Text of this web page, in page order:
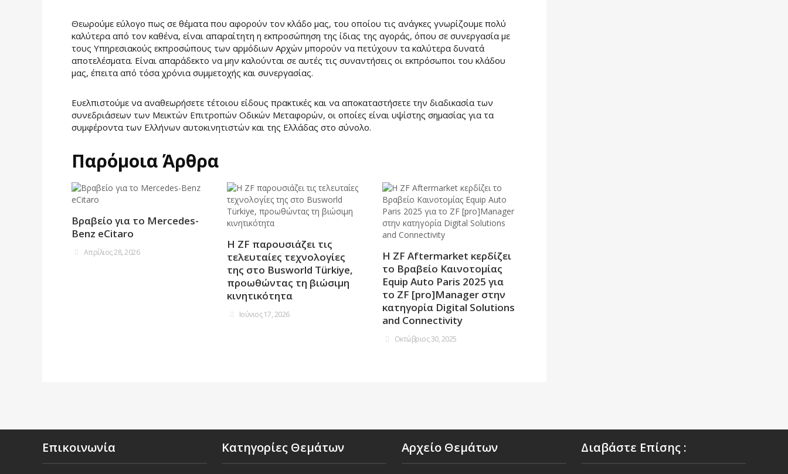
Θεωρούμε εύλογο πως σε θέματα που αφορούν τον κλάδο μας, του οποίου τις ανάγκες γνωρίζουμε πολύ
καλύτερα από τον καθένα, είναι απαραίτητη η εκπροσώπηση της ίδιας της αγοράς, όπου σε συνεργασία με
τους Υπηρεσιακούς εκπροσώπους των αρμόδιων Αρχών μπορούν να πετύχουν τα καλύτερα δυνατά
αποτελέσματα. Είναι απαράδεκτο να μην καλούνται σε αυτές τις συναντήσεις οι εκπρόσωποι του κλάδου
μας, έπειτα από τόσα χρόνια συμμετοχής και συνεργασίας.
Ευελπιστούμε να αναθεωρήσετε τέτοιου είδους πρακτικές και να αποκαταστήσετε την διαδικασία των
συνεδριάσεων των Μεικτών Επιτροπών Οδικών Μεταφορών, οι οποίες είναι υψίστης σημασίας για τα
συμφέροντα των Ελλήνων αυτοκινητιστών και της Ελλάδας στο σύνολο.
Παρόμοια Άρθρα
Βραβείο για το Mercedes-
Benz eCitaro
Απρίλιος 28, 2026
Η ZF παρουσιάζει τις
τελευταίες τεχνολογίες
της στο Busworld Türkiye,
προωθώντας τη βιώσιμη
κινητικότητα
Ιούνιος 17, 2026
Η ZF Aftermarket κερδίζει
το Βραβείο Καινοτομίας
Equip Auto Paris 2025 για
το ZF [pro]Manager στην
κατηγορία Digital Solutions
and Connectivity
Οκτώβριος 30, 2025
Επικοινωνία Κατηγορίες Θεμάτων Αρχείο Θεμάτων Διαβάστε Επίσης :